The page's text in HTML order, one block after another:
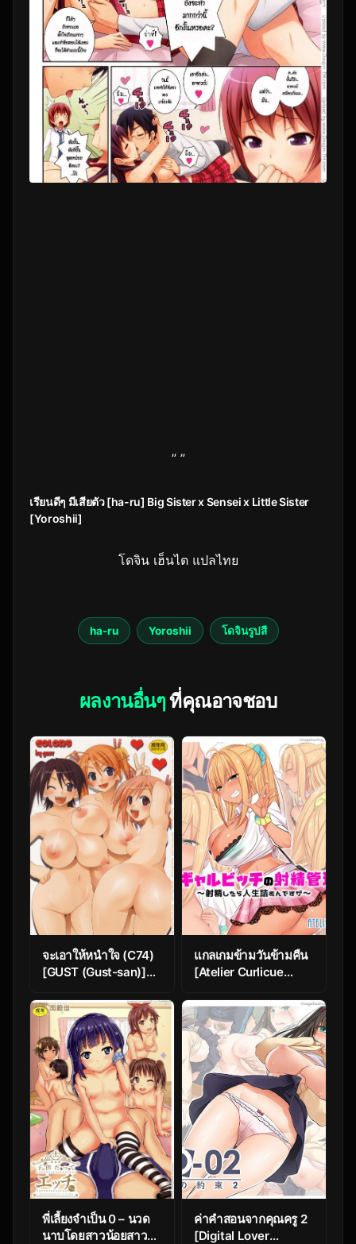
” ”
เรียนดีๆ มีเสียตัว [ha-ru] Big Sister x Sensei x Little Sister
[Yoroshii]
โดจิน เฮ็นไต แปลไทย
ha-ru Yoroshii โดจินรูปสี
ผลงานอื่นๆที่คุณอาจชอบ
จะเอาให้หนำใจ (C74)
[GUST (Gust-san)]
Sensei Negima!)
แกลเกมข้ามวันข้ามคืน
[Atelier Curlicue
Gal Bitch no Shasei
Kanri!?
~Shaseishitara Jinsei
Tsumun desu ga~ | A
Dark-Skinned Gal
Bitch’s Orgasm
Control!? ~If You
Cum Your Life Is
พี่เลี้ยงจำเป็น 0 – นวด
นาบโดยสาวน้อยสาว
ค่าคำสอนจากคุณครู 2
[Digital Lover